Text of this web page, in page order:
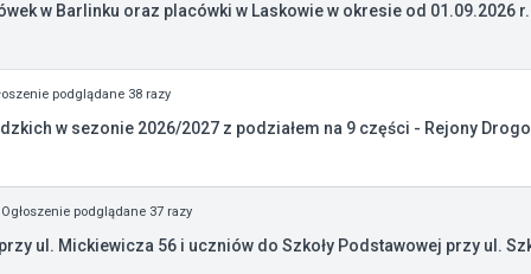
w Barlinku oraz placówki w Laskowie w okresie od 01.09.2026
podglądane 38 razy
w sezonie 2026/2027 z podziałem na 9 części - Rejony
podglądane 37 razy
ul. Mickiewicza 56 i uczniów do Szkoły Podstawowej przy ul.